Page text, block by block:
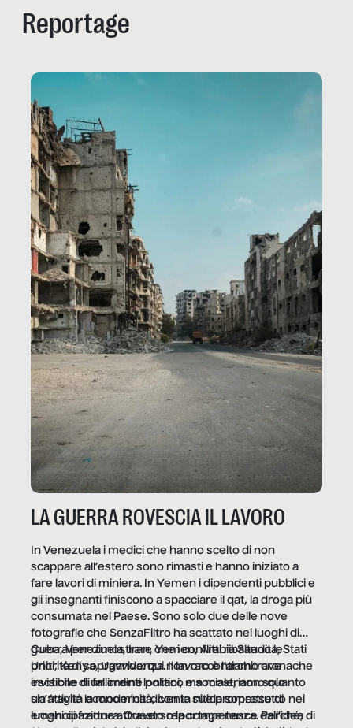
Reportage
LA GUERRA ROVESCIA IL LAVORO
In Venezuela i medici che hanno scelto di non
scappare all’estero sono rimasti e hanno iniziato a
fare lavori di miniera. In Yemen i dipendenti pubblici e
gli insegnanti finiscono a spacciare il qat, la droga più
consumata nel Paese. Sono solo due delle nove
fotografie che SenzaFiltro ha scattato nei luoghi di
guerra per dimostrare che i conflitti ribaltano le
priorità di sopravvivenza. Il lavoro è l’architrave
invisibile di un ordine politico e sociale, non solo
un’attività economica: diventa nitida soprattutto nei
luoghi di frattura. Questo reportage nasce dall’idea
Cuba, Venezuela, Iran, Yemen, Arabia Saudita, Stati
Uniti, Kenya, Uganda: qui non raccontiamo cronache
esotiche di fallimenti lontani, ma mostriamo quanto
sia fragile la modernità, con le sue promesse di
emancipazione attraverso la competenza. Perché, di